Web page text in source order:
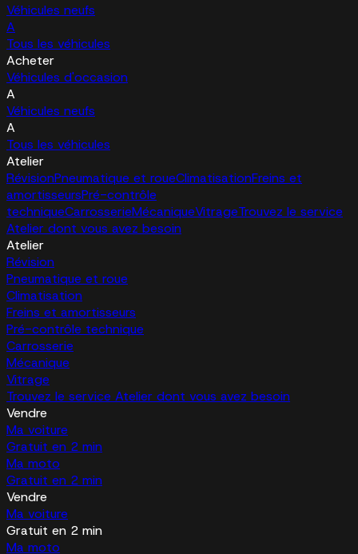
Véhicules neufs
A
Tous les véhicules
Acheter
Véhicules d'occasion
A
Véhicules neufs
A
Tous les véhicules
Atelier
RévisionPneumatique et roueClimatisationFreins et
amortisseursPré-contrôle
techniqueCarrosserieMécaniqueVitrageTrouvez le service
Atelier dont vous avez besoin
Atelier
Révision
Pneumatique et roue
Climatisation
Freins et amortisseurs
Pré-contrôle technique
Carrosserie
Mécanique
Vitrage
Trouvez le service Atelier dont vous avez besoin
Vendre
Ma voiture
Gratuit en 2 min
Ma moto
Gratuit en 2 min
Vendre
Ma voiture
Gratuit en 2 min
Ma moto